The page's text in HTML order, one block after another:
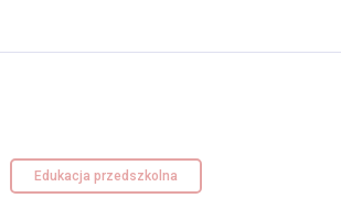
Edukacja przedszkolna